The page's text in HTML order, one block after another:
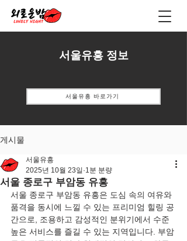
서울유흥 정보
서울유흥 바로가기
게시물
서울 종로구 부암동 유흥
서울유흥
2025년 10월 23일 1분 분량
서울 종로구 부암동 유흥은 도심 속의 여유와
품격을 동시에 느낄 수 있는 프리미엄 힐링 공
간으로, 조용하고 감성적인 분위기에서 수준
높은 서비스를 즐길 수 있는 지역입니다. 부암